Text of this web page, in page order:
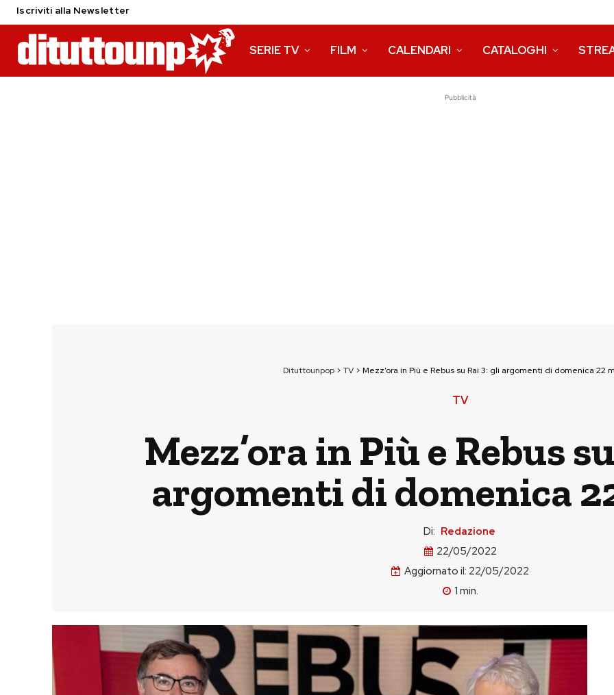
Iscriviti alla Newsletter
SERIE TV FILM CALENDARI CATALOGHI
Pubblicità
Dituttounpop> TV> Mezz’ora in Più e Rebus su Rai 3: gli argomenti di domenica 22
TV
Mezz’ora in Più e Rebus
argomenti di domenica
Di: Redazione
22/05/2022
Aggiornato il: 22/05/2022
1 min.